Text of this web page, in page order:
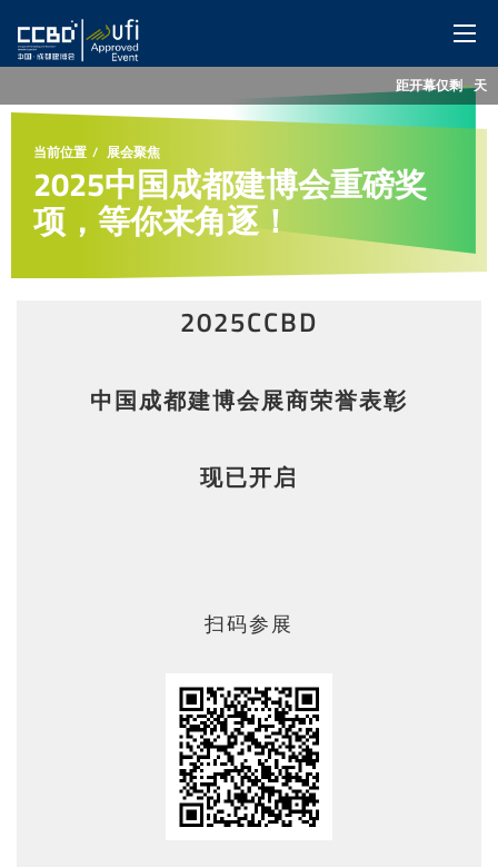
展会概览
展商服务
观众服务
同期活动
距开幕仅剩--天
当前位置 展会聚焦
2025中国成都建博会重磅奖
项，等你来角逐！
2025CCBD
中国成都建博会展商荣誉表彰
现已开启
扫码参展